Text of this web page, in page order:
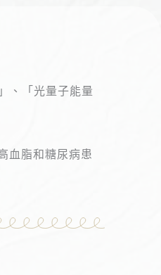
、「光量子能量
血脂和糖尿病患